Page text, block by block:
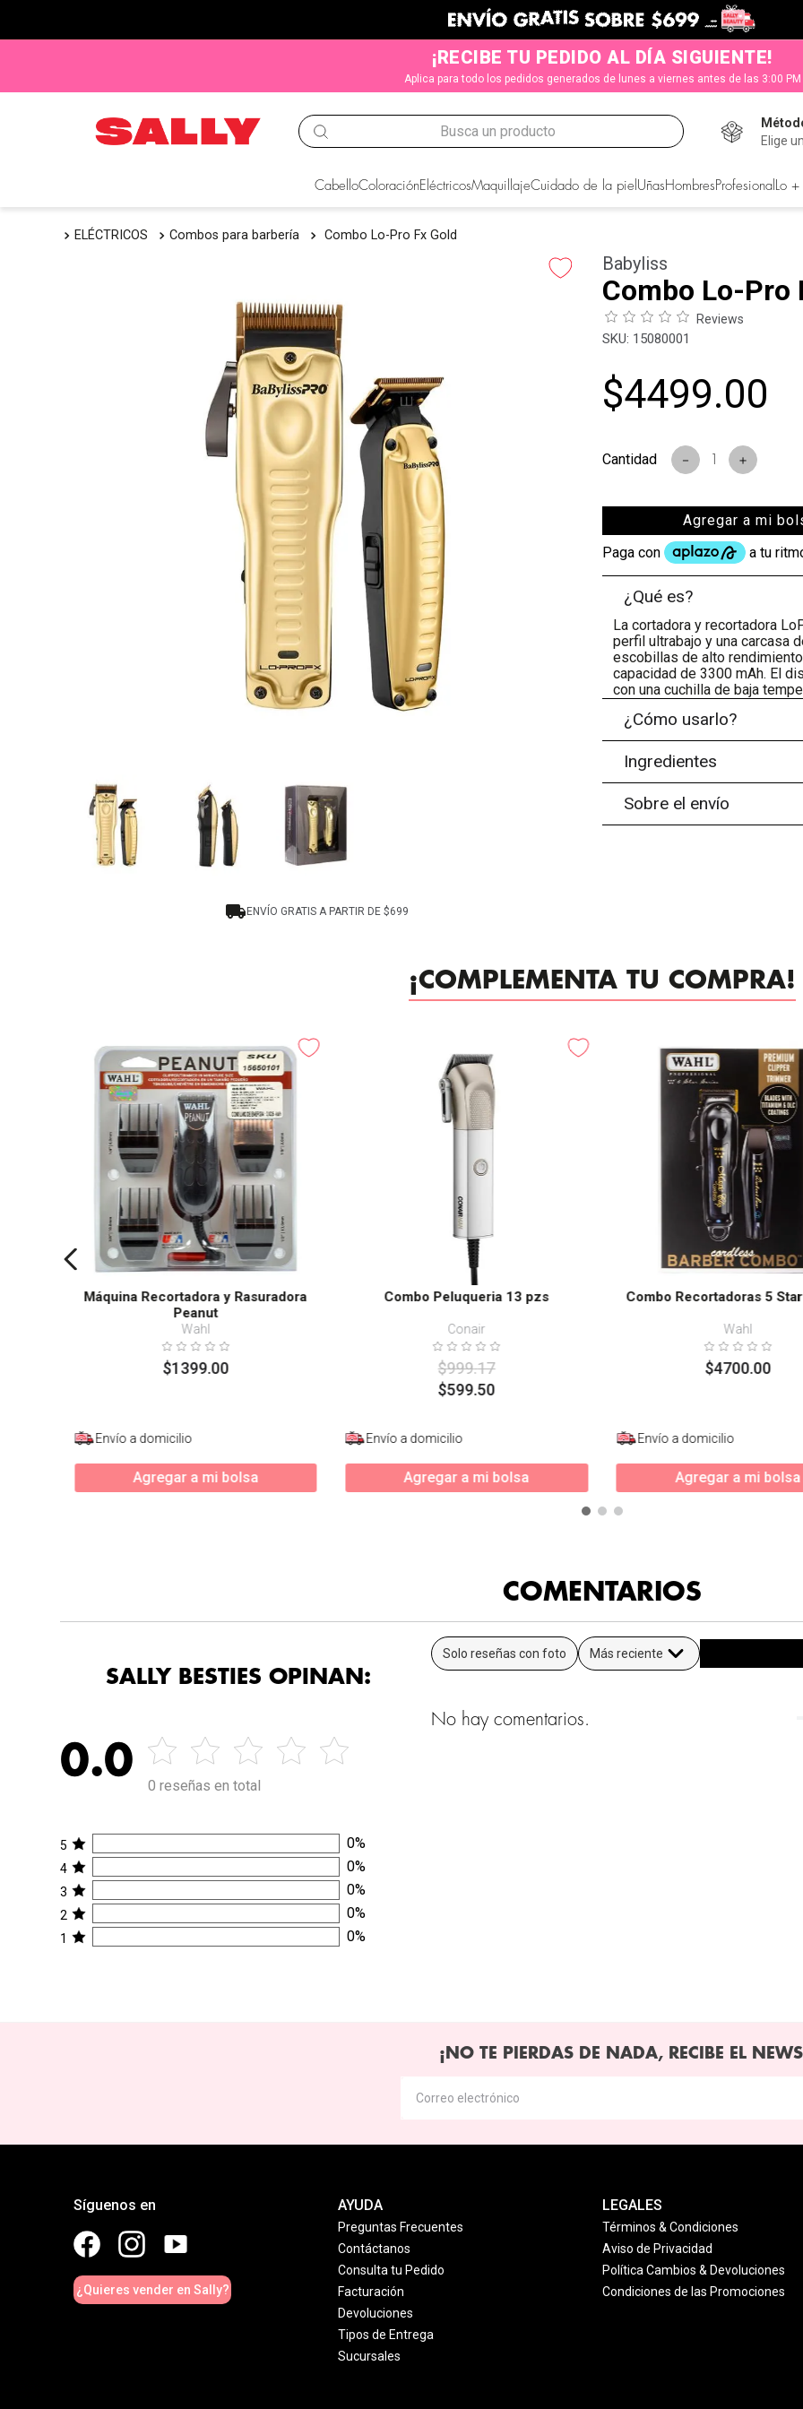
¡RECIBE TU PEDIDO AL DÍA SIGUIENTE!
Aplica para todo los pedidos generados de lunes a viernes antes de las 3:00 PM
Busca un producto
Elige
CabelloColoraciónEléctricosMaquillajeCuidado de la piel Uñas Hombres Profesional Lo
ELÉCTRICOS Combos para barbería Combo Lo-Pro Fx Gold
ENVÍO GRATIS A PARTIR DE $699
Babyliss
Combo Lo-Pro
Reviews
: 15080001
$4499.00
＋
－
Agregar a mi
¿Qué es?
La cortadora y recortadora
perfil ultrabajo y una carcasa
escobillas de alto
capacidad de 3300 mAh. El
con una cuchilla de baja
¿Cómo usarlo?
Ingredientes
Sobre el envío
¡COMPLEMENTA TU COMPRA!
Máquina Recortadora y Rasuradora
Peanut
Wahl
$1399.00
Envío a domicilio
Agregar a mi bolsa
Combo Peluqueria 13 pzs
Conair
$999.17
$599.50
Envío a domicilio
Agregar a mi bolsa
Combo Recortadoras 5
Wahl
$4700.00
Envío a domicilio
Agregar a mi bolsa
COMENTARIOS
SALLY BESTIES OPINAN:
0.0
0 reseñas en total
5 0%
4 0%
3 0%
2 0%
1 0%
Solo reseñas con foto Más reciente
No hay comentarios.
¡NO TE PIERDAS DE NADA, RECIBE EL
Síguenos en
¿Quieres vender en Sally?
AYUDA
Preguntas Frecuentes
Contáctanos
Consulta tu Pedido
Facturación
Devoluciones
Tipos de Entrega
Sucursales
LEGALES
Términos & Condiciones
Aviso de Privacidad
Política Cambios & Devoluciones
Condiciones de las Promociones
TÉRMINOS MÁS BUSCADOS
2. igora
4 . ion
5. olaplex
6. manic panic
7. tocobo
protectores termicos
9 . tinte
10. naked hair